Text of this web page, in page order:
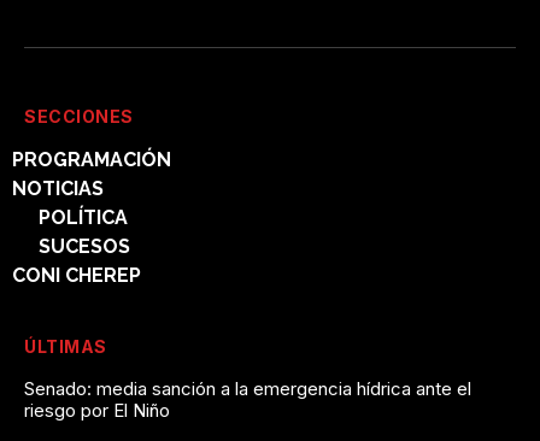
SECCIONES
PROGRAMACIÓN
NOTICIAS
POLÍTICA
SUCESOS
CONI CHEREP
ÚLTIMAS
Senado: media sanción a la emergencia hídrica ante el
riesgo por El Niño